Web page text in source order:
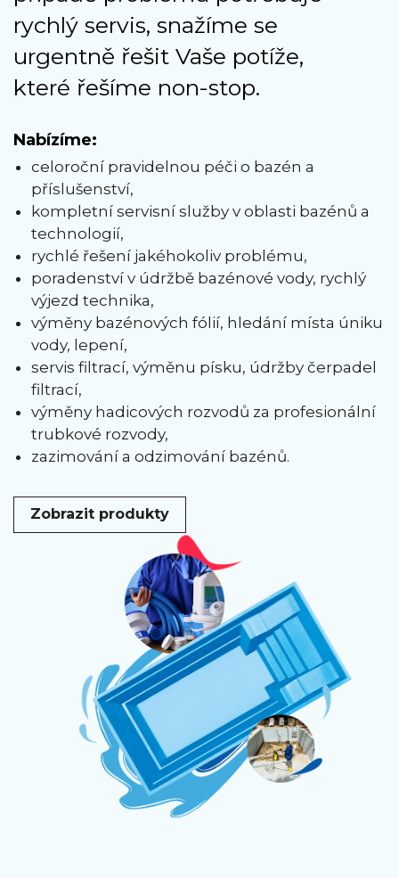
rychlý servis, snažíme se
urgentně řešit Vaše potíže,
které řešíme non-stop.
Nabízíme:
celoroční pravidelnou péči o bazén a
příslušenství,
kompletní servisní služby v oblasti bazénů a
technologií,
rychlé řešení jakéhokoliv problému,
poradenství v údržbě bazénové vody, rychlý
výjezd technika,
výměny bazénových fólií, hledání místa úniku
vody, lepení,
servis filtrací, výměnu písku, údržby čerpadel
filtrací,
výměny hadicových rozvodů za profesionální
trubkové rozvody,
zazimování a odzimování bazénů.
Zobrazit produkty